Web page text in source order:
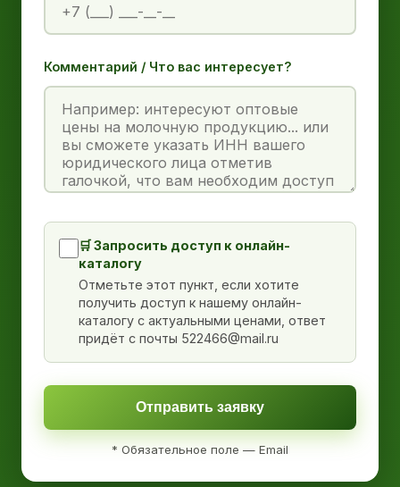
Комментарий / Что вас интересует?
🛒 Запросить доступ к онлайн-
каталогу
Отметьте этот пункт, если хотите
получить доступ к нашему онлайн-
каталогу с актуальными ценами, ответ
придёт с почты 522466@mail.ru
Отправить заявку
* Обязательное поле — Email